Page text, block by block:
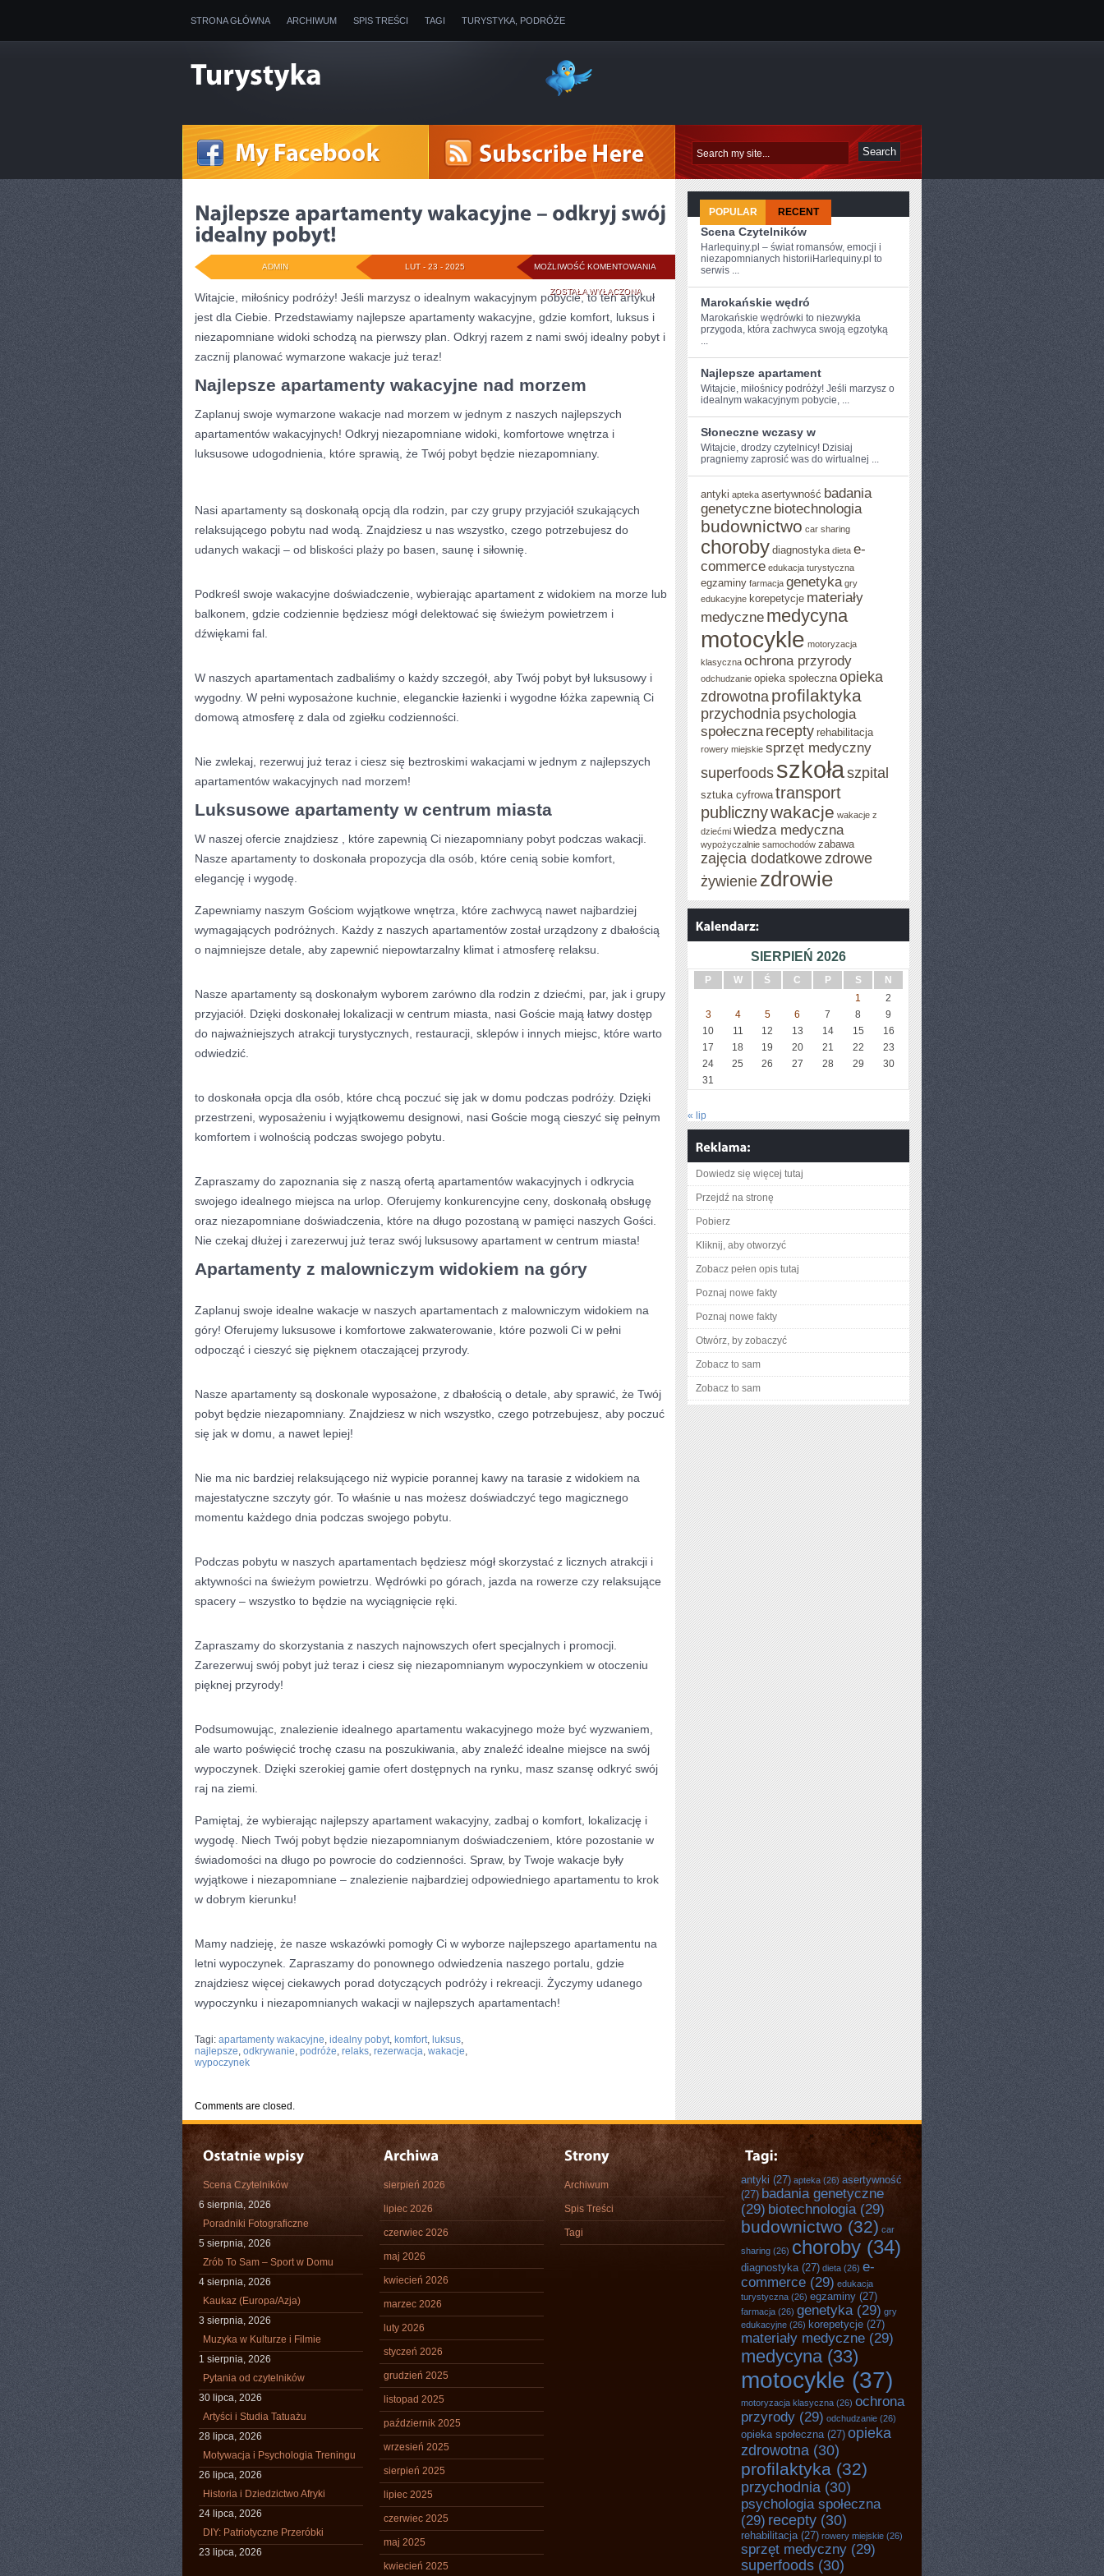
STRONA GŁÓWNA ARCHIWUM SPIS TREŚCI TAGI TURYSTYKA, PODRÓŻE
MOŻLIWOŚĆ KOMENTOWANIA NAJLEPSZE
APARTAMENTY
WAKACYJNE
–
ODKRYJ
SWÓJ
IDEALNY
POBYT!
ZOSTAŁA WYŁĄCZONA
LUT - 23 - 2025
ADMIN
Witajcie, miłośnicy​ podróży! Jeśli ‌marzysz o idealnym wakacyjnym pobycie, to‍ ten ‌artykuł
jest dla Ciebie. Przedstawiamy​ najlepsze apartamenty wakacyjne,​ gdzie⁣ komfort, luksus i ​
niezapomniane widoki schodzą na pierwszy‍ plan. Odkryj ⁢razem ⁢z nami⁣ swój idealny pobyt⁢ i
zacznij ⁢planować‍ wymarzone wakacje ‍już teraz!
Najlepsze​ apartamenty⁢ wakacyjne nad morzem
Zaplanuj ‌swoje wymarzone wakacje nad morzem w jednym ‍z naszych ⁢najlepszych
apartamentów wakacyjnych! Odkryj niezapomniane widoki, komfortowe wnętrza i
luksusowe udogodnienia,‌ które sprawią, że Twój‌ pobyt ​będzie niezapomniany.
Nasi apartamenty są doskonałą opcją dla ​rodzin, par czy grupy przyjaciół szukających
relaksującego pobytu nad wodą.‍ Znajdziesz u nas wszystko, czego potrzebujesz⁣ do
⁣udanych wakacji – od bliskości plaży po⁤ basen, saunę ‌i⁣ siłownię.
Podkreśl swoje wakacyjne doświadczenie, wybierając apartament ‍z widokiem na⁢ morze lub
‌balkonem, gdzie ⁢codziennie będziesz‍ mógł delektować ⁤się świeżym powietrzem i
dźwiękami fal.
W naszych apartamentach zadbaliśmy o każdy szczegół, aby ‌Twój pobyt był luksusowy i
wygodny. ‌W pełni⁤ wyposażone⁣ kuchnie,‌ eleganckie łazienki i wygodne​ łóżka zapewnią ⁣Ci
domową‍ atmosferę z‍ dala ⁤od zgiełku codzienności.
Nie zwlekaj, rezerwuj już teraz ⁢i ciesz się beztroskimi wakacjami w jednym z najlepszych⁤
apartamentów wakacyjnych‍ nad morzem!
Luksusowe apartamenty w centrum miasta
W naszej ⁢ofercie znajdziesz , które‌ zapewnią Ci ⁤niezapomniany pobyt podczas wakacji.
‍Nasze apartamenty to⁢ doskonała propozycja dla osób, które cenią sobie komfort,
elegancję i wygodę.
Zapewniamy naszym Gościom⁢ wyjątkowe​ wnętrza, które zachwycą ⁢nawet najbardziej
wymagających podróżnych. Każdy ⁢z⁤ naszych apartamentów został urządzony z dbałością
o najmniejsze detale, aby zapewnić ⁤niepowtarzalny klimat i atmosferę relaksu.
Nasze ‌apartamenty są doskonałym wyborem‌ zarówno dla rodzin z dziećmi, ​par, jak i grupy
⁣przyjaciół.‌ Dzięki‍ doskonałej ⁣lokalizacji w centrum​ miasta, nasi⁢ Goście mają łatwy dostęp
‍do najważniejszych atrakcji turystycznych, restauracji, sklepów i innych ‌miejsc, które warto
odwiedzić.
to doskonała ⁣opcja ⁢dla osób, które chcą⁤ poczuć się⁤ jak w‍ domu ​podczas⁢ podróży. Dzięki
przestrzeni, wyposażeniu i‍ wyjątkowemu⁣ designowi, ⁤nasi Goście mogą cieszyć się ‌pełnym
komfortem i wolnością podczas ⁣swojego pobytu.
Zapraszamy ⁢do zapoznania się z naszą ofertą apartamentów​ wakacyjnych i odkrycia
swojego idealnego⁢ miejsca ⁤na urlop. ⁢Oferujemy konkurencyjne ceny, doskonałą ‍obsługę
oraz⁤ niezapomniane doświadczenia, które na​ długo⁣ pozostaną ⁣w pamięci​ naszych⁣ Gości.
Nie czekaj dłużej i zarezerwuj już​ teraz swój luksusowy apartament w centrum miasta!
Apartamenty z malowniczym ‌widokiem ⁢na góry
Zaplanuj swoje idealne wakacje w naszych apartamentach z malowniczym widokiem na
góry!⁢ Oferujemy luksusowe i komfortowe‍ zakwaterowanie, które pozwoli Ci ⁣w pełni⁢
odpocząć‌ i ‍cieszyć się⁢ pięknem otaczającej przyrody.
Nasze ⁤apartamenty są doskonale wyposażone, z dbałością o detale, aby sprawić, ‌że Twój
pobyt‍ będzie niezapomniany. Znajdziesz w nich wszystko, ⁤czego potrzebujesz, aby poczuć
‍się jak‍ w ⁤domu, a ‍nawet lepiej!
Nie ma nic‍ bardziej relaksującego niż wypicie porannej kawy na tarasie z ⁣widokiem na
⁢majestatyczne szczyty gór. To właśnie u⁤ nas możesz doświadczyć tego​ magicznego
momentu każdego dnia podczas swojego pobytu.
Podczas pobytu w naszych apartamentach będziesz ⁤mógł‍ skorzystać ⁣z‍ licznych atrakcji i
aktywności​ na świeżym powietrzu. Wędrówki po górach, jazda na rowerze czy relaksujące
spacery – wszystko to‍ będzie ⁤na wyciągnięcie ręki.
Zapraszamy do skorzystania z naszych najnowszych ofert specjalnych i promocji.
Zarezerwuj swój pobyt już ⁢teraz i ciesz się niezapomnianym wypoczynkiem ⁤w⁤ otoczeniu
pięknej przyrody!
Podsumowując, ⁢znalezienie⁣ idealnego apartamentu wakacyjnego‌ może⁢ być wyzwaniem,
ale warto poświęcić trochę czasu na poszukiwania, aby znaleźć idealne⁣ miejsce na ⁢swój
wypoczynek. Dzięki szerokiej gamie ⁤ofert dostępnych ‌na rynku, masz szansę odkryć swój
raj na⁢ ziemi.
Pamiętaj,⁢ że wybierając najlepszy‌ apartament wakacyjny, zadbaj ⁢o komfort, lokalizację ⁢i​
wygodę. Niech​ Twój pobyt będzie niezapomnianym doświadczeniem, które⁤ pozostanie‌ w‍
świadomości⁢ na długo‌ po‍ powrocie do codzienności. Spraw,‌ by Twoje wakacje były
wyjątkowe i ‌niezapomniane⁤ – znalezienie najbardziej odpowiedniego apartamentu to krok ​
w dobrym kierunku!
Mamy nadzieję,⁢ że​ nasze wskazówki ‍pomogły Ci ⁤w wyborze najlepszego⁤ apartamentu na
letni⁤ wypoczynek. Zapraszamy do ⁢ponownego odwiedzenia​ naszego⁢ portalu,‌ gdzie
znajdziesz więcej‌ ciekawych porad​ dotyczących podróży i rekreacji. Życzymy udanego⁢
wypoczynku i niezapomnianych wakacji‌ w ⁤najlepszych apartamentach!
Tagi: apartamenty wakacyjne, idealny pobyt, komfort, luksus,
najlepsze, odkrywanie, podróże, relaks, rezerwacja, wakacje,
wypoczynek
Comments are closed.
POPULAR RECENT
Scena Czytelników
Harlequiny.pl – świat romansów, emocji i
niezapomnianych historiiHarlequiny.pl to
serwis ...
Marokańskie wędró
Marokańskie wędrówki ​to niezwykła
przygoda, która zachwyca swoją egzotyką
...
Najlepsze apartament
Witajcie, miłośnicy​ podróży! Jeśli ‌marzysz o
idealnym wakacyjnym pobycie, ...
Słoneczne wczasy w
Witajcie, drodzy‌ czytelnicy! Dzisiaj
pragniemy zaprosić was do wirtualnej‌ ...
antyki apteka asertywność badania
genetyczne biotechnologia
budownictwo car sharing
choroby diagnostyka dieta e-
commerce edukacja turystyczna
egzaminy farmacja genetyka gry
edukacyjne korepetycje materiały
medyczne medycyna
motocykle motoryzacja
klasyczna ochrona przyrody
odchudzanie opieka społeczna opieka
zdrowotna profilaktyka
przychodnia psychologia
społeczna recepty rehabilitacja
rowery miejskie sprzęt medyczny
superfoods szkołaszpital
sztuka cyfrowa transport
publicznywakacje wakacje z
dziećmi wiedza medyczna
wypożyczalnie samochodów zabawa
zajęcia dodatkowezdrowe
żywienie zdrowie
SIERPIEŃ 2026
P W Ś C P S
N
1
2
3
4 5 6 7 8
9
10
11 12 13 14 15
16
17
18 19 20 21 22
23
24
25 26 27 28 29
30
31
« lip
Dowiedz się więcej tutaj
Przejdź na stronę
Pobierz
Kliknij, aby otworzyć
Zobacz pełen opis tutaj
Poznaj nowe fakty
Poznaj nowe fakty
Otwórz, by zobaczyć
Zobacz to sam
Zobacz to sam
Scena Czytelników
6 sierpnia, 2026
Poradniki Fotograficzne
5 sierpnia, 2026
Zrób To Sam – Sport w Domu
4 sierpnia, 2026
Kaukaz (Europa/Azja)
3 sierpnia, 2026
Muzyka w Kulturze i Filmie
1 sierpnia, 2026
Pytania od czytelników
30 lipca, 2026
Artyści i Studia Tatuażu
28 lipca, 2026
Motywacja i Psychologia Treningu
26 lipca, 2026
Historia i Dziedzictwo Afryki
24 lipca, 2026
DIY: Patriotyczne Przeróbki
23 lipca, 2026
sierpień 2026
lipiec 2026
czerwiec 2026
maj 2026
kwiecień 2026
marzec 2026
luty 2026
styczeń 2026
grudzień 2025
listopad 2025
październik 2025
wrzesień 2025
sierpień 2025
lipiec 2025
czerwiec 2025
maj 2025
kwiecień 2025
Archiwum
Spis Treści
Tagi
antyki (27) apteka (26) asertywność
(27) badania genetyczne
(29) biotechnologia (29)
budownictwo (32) car
sharing (26) choroby (34)
diagnostyka(27) dieta (26) e-
commerce (29) edukacja
turystyczna (26) egzaminy (27)
farmacja (26) genetyka (29) gry
edukacyjne (26) korepetycje (27)
materiały medyczne (29)
medycyna(33)
motocykle (37)
motoryzacja klasyczna (26) ochrona
przyrody (29) odchudzanie (26)
opieka społeczna(27) opieka
zdrowotna (30)
profilaktyka (32)
przychodnia (30)
psychologia społeczna
(29) recepty (30)
rehabilitacja(27) rowery miejskie (26)
sprzęt medyczny (29)
superfoods (30)